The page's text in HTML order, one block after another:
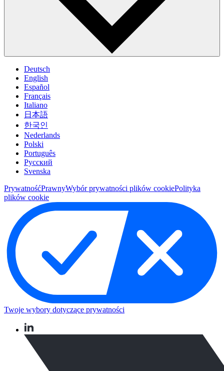
Deutsch
English
Español
Français
Italiano
日本語
한국인
Nederlands
Polski
Português
Pусский
Svenska
PrywatnośćPrawnyWybór prywatności plików cookiePolityka
plików cookie
Twoje wybory dotyczące prywatności